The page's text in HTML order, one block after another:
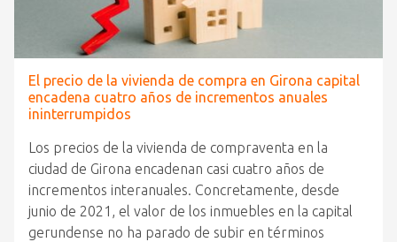
El precio de la vivienda de compra en Girona capital
encadena cuatro años de incrementos anuales
ininterrumpidos
Los precios de la vivienda de compraventa en la
ciudad de Girona encadenan casi cuatro años de
incrementos interanuales. Concretamente, desde
junio de 2021, el valor de los inmuebles en la capital
gerundense no ha parado de subir en términos